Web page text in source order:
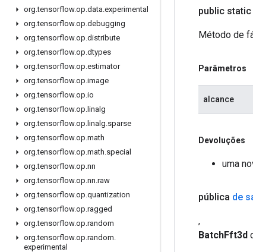
org.tensorflow.op.data.experimental
org.tensorflow.op.debugging
org.tensorflow.op.distribute
org.tensorflow.op.dtypes
org.tensorflow.op.estimator
org.tensorflow.op.image
org.tensorflow.op.io
org.tensorflow.op. linalg
org.tensorflow.op. linalg.sparse
org.tensorflow.op.math
org.tensorflow.op.math.special
org.tensorflow.op.nn
org.tensorflow.op.nn.raw
org.tensorflow.op.quantization
org.tensorflow.op.ragged
org.tensorflow.op.random
org.tensorflow.op.random.
experimental
public static
Método de
Parâmetros
alcance
Devoluções
uma
pública de
,
BatchFft3d